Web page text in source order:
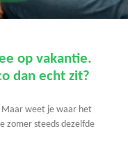
op vakantie.
dan echt zit?
Maar weet je waar het
zomer steeds dezelfde